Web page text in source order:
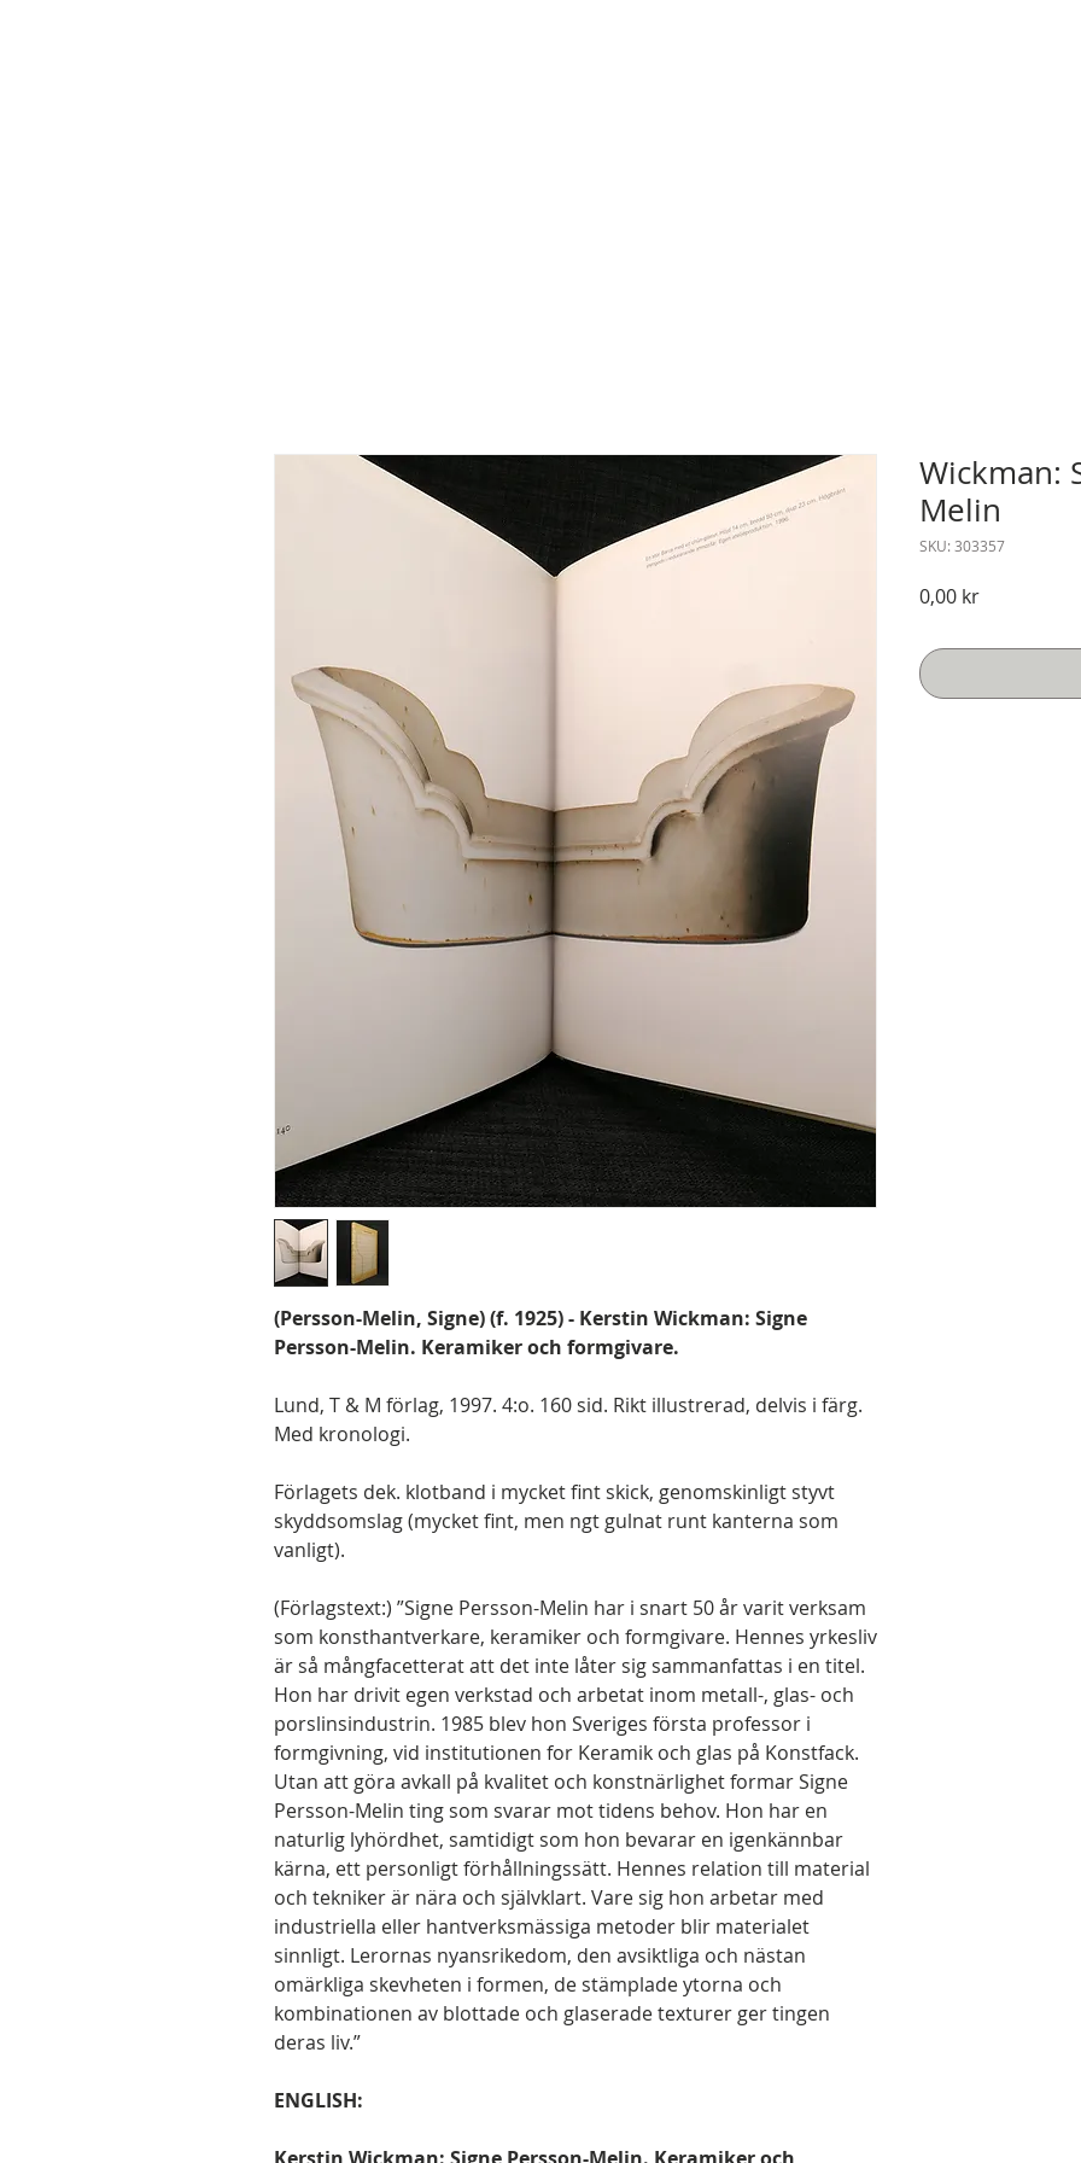
(Persson-Melin, Signe) (f. 1925) - Kerstin Wickman: Signe
Persson-Melin. Keramiker och formgivare.
Lund, T & M förlag, 1997. 4:o. 160 sid. Rikt illustrerad, delvis i färg.
Med kronologi.
Förlagets dek. klotband i mycket fint skick, genomskinligt styvt
skyddsomslag (mycket fint, men ngt gulnat runt kanterna som
vanligt).
(Förlagstext:) ”Signe Persson-Melin har i snart 50 år varit verksam
som konsthantverkare, keramiker och formgivare. Hennes yrkesliv
är så mångfacetterat att det inte låter sig sammanfattas i en titel.
Hon har drivit egen verkstad och arbetat inom metall-, glas- och
porslinsindustrin. 1985 blev hon Sveriges första professor i
formgivning, vid institutionen for Keramik och glas på Konstfack.
Utan att göra avkall på kvalitet och konstnärlighet formar Signe
Persson-Melin ting som svarar mot tidens behov. Hon har en
naturlig lyhördhet, samtidigt som hon bevarar en igenkännbar
kärna, ett personligt förhållningssätt. Hennes relation till material
och tekniker är nära och självklart. Vare sig hon arbetar med
industriella eller hantverksmässiga metoder blir materialet
sinnligt. Lerornas nyansrikedom, den avsiktliga och nästan
omärkliga skevheten i formen, de stämplade ytorna och
kombinationen av blottade och glaserade texturer ger tingen
deras liv.”
ENGLISH:
Wickman:
Melin
SKU: 303357
0,00 krPris